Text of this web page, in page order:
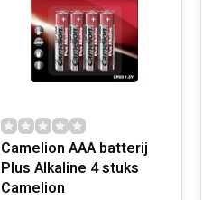
Camelion AAA batterij
Plus Alkaline 4 stuks
Camelion